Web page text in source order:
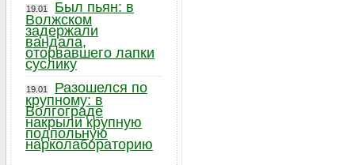
19.01
Был пьян: в
Волжском
задержали
вандала,
оторвавшего лапки
суслику
19.01
Разошелся по
крупному: в
Волгограде
накрыли крупную
подпольную
нарколабораторию